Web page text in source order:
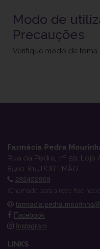
Modo de
Precauções
Verifique modo de
Farmácia Pedra
Rua da Pedra, nº 59, Loja
8500-815 PORTIMÃO
282422909
(Chamada para a rede fixa
Facebook
Instagram
LINKS